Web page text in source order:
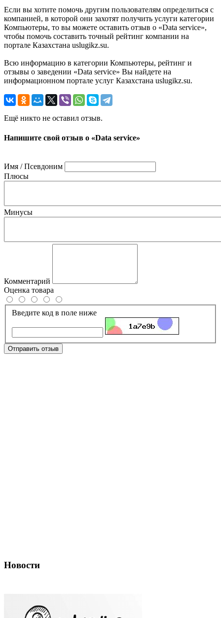
Если вы хотите помочь другим пользователям определиться с
компанией, в которой они захотят получить услуги категории
Компьютеры, то вы можете оставить отзыв о «Data service»,
чтобы помочь составить точный рейтинг компании на
портале Казахстана uslugikz.su.
Всю информацию в категории Компьютеры, рейтинг и
отзывы о заведении «Data service» Вы найдете на
информационном портале услуг Казахстана uslugikz.su.
Ещё никто не оставил отзыв.
Напишите свой отзыв о «Data service»
Имя / Псевдоним
Плюсы
Минусы
Комментарий
Оценка товара
Введите код в поле ниже
Отправить отзыв
Новости